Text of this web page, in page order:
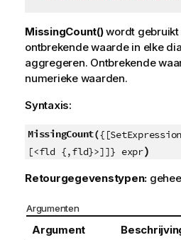
MissingCount()wordt gebruikt
ontbrekende waarde in elke
aggregeren. Ontbrekende
numerieke waarden.
Syntaxis:
MissingCount(
[<fld {,fld}>]]} expr)
Retourgegevenstypen:
Argumenten
Argument